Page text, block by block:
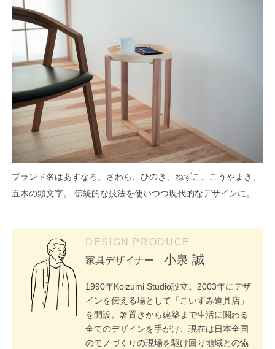
ブランド名はあすなろ、さわら、ひのき、ねずこ、こうやまき、
五木の頭文字。 伝統的な技法を使いつつ現代的なデザインに。
DESIGN PRODUCE
家具デザイナー
小泉 誠
1990年Koizumi Studio設立。2003年にデザ
インを伝える場として「こいずみ道具店」
を開設。箸置きから建築まで生活に関わる
全てのデザインを手がけ、現在は日本全国
のモノづくりの現場を駆け回り地域との恊